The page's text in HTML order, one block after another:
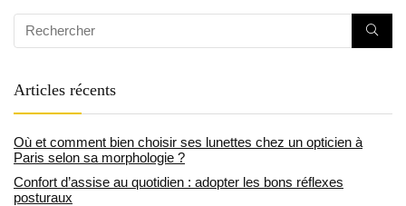
Articles récents
Où et comment bien choisir ses lunettes chez un opticien à
Paris selon sa morphologie ?
Confort d’assise au quotidien : adopter les bons réflexes
posturaux